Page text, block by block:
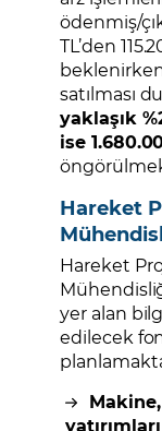
ödenmiş/
TL’den
satılması
yaklaşık
ise
Hareket
Hareket
yer alan
edilecek